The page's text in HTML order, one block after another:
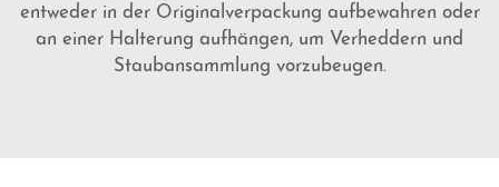
entweder in der Originalverpackung aufbewahren oder
an einer Halterung aufhängen, um Verheddern und
Staubansammlung vorzubeugen.